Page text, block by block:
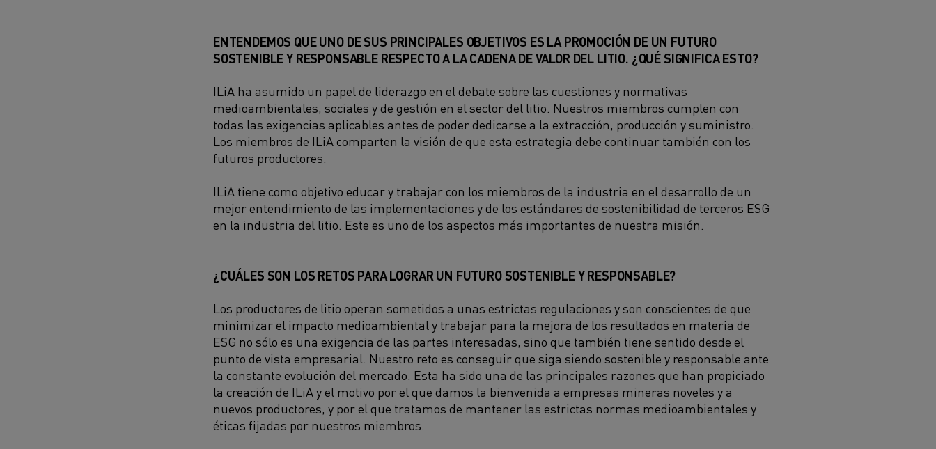
ENTENDEMOS QUE UNO DE SUS PRINCIPALES OBJETIVOS ES LA PROMOCIÓN DE UN FUTURO
SOSTENIBLE Y RESPONSABLE RESPECTO A LA CADENA DE VALOR DEL LITIO. ¿QUÉ SIGNIFICA ESTO?
ILiA ha asumido un papel de liderazgo en el debate sobre las cuestiones y normativas
medioambientales, sociales y de gestión en el sector del litio. Nuestros miembros cumplen con
todas las exigencias aplicables antes de poder dedicarse a la extracción, producción y suministro.
Los miembros de ILiA comparten la visión de que esta estrategia debe continuar también con los
futuros productores.
ILiA tiene como objetivo educar y trabajar con los miembros de la industria en el desarrollo de un
mejor entendimiento de las implementaciones y de los estándares de sostenibilidad de terceros ESG
en la industria del litio. Este es uno de los aspectos más importantes de nuestra misión.
¿CUÁLES SON LOS RETOS PARA LOGRAR UN FUTURO SOSTENIBLE Y RESPONSABLE?
Los productores de litio operan sometidos a unas estrictas regulaciones y son conscientes de que
minimizar el impacto medioambiental y trabajar para la mejora de los resultados en materia de
ESG no sólo es una exigencia de las partes interesadas, sino que también tiene sentido desde el
punto de vista empresarial. Nuestro reto es conseguir que siga siendo sostenible y responsable ante
la constante evolución del mercado. Esta ha sido una de las principales razones que han propiciado
la creación de ILiA y el motivo por el que damos la bienvenida a empresas mineras noveles y a
nuevos productores, y por el que tratamos de mantener las estrictas normas medioambientales y
éticas fijadas por nuestros miembros.